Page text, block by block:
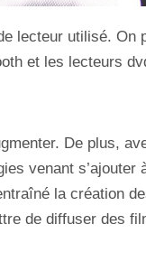
lecteur utilisé. On
et les lecteurs
De plus,
venant s’ajouter
la création
de diffuser des